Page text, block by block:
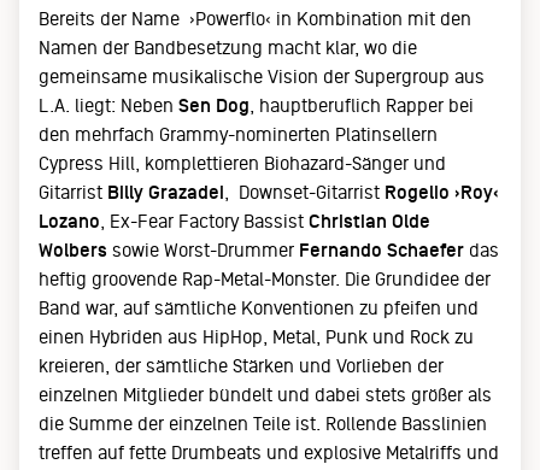
Bereits der Name ›Powerflo‹ in Kombination mit den
Namen der Bandbesetzung macht klar, wo die
gemeinsame musikalische Vision der Supergroup aus
L.A. liegt: Neben Sen Dog , hauptberuflich Rapper bei
den mehrfach Grammy-nominerten Platinsellern
Cypress Hill, komplettieren Biohazard-Sänger und
Gitarrist Billy Grazadei , Downset-Gitarrist Rogelio ›Roy‹
Lozano , Ex-Fear Factory Bassist Christian Olde
Wolbers sowie Worst-Drummer Fernando Schaefer das
heftig groovende Rap-Metal-Monster. Die Grundidee der
Band war, auf sämtliche Konventionen zu pfeifen und
einen Hybriden aus HipHop, Metal, Punk und Rock zu
kreieren, der sämtliche Stärken und Vorlieben der
einzelnen Mitglieder bündelt und dabei stets größer als
die Summe der einzelnen Teile ist. Rollende Basslinien
treffen auf fette Drumbeats und explosive Metalriffs und